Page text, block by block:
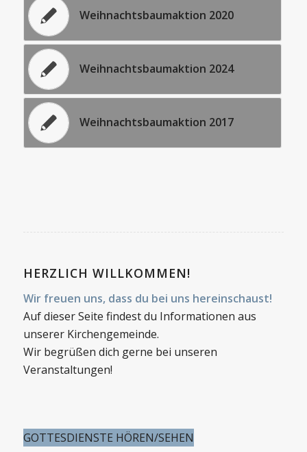
Weihnachtsbaumaktion 2020
Weihnachtsbaumaktion 2024
Weihnachtsbaumaktion 2017
HERZLICH WILLKOMMEN!
Wir freuen uns, dass du bei uns hereinschaust!
Auf dieser Seite findest du Informationen aus
unserer Kirchengemeinde.
Wir begrüßen dich gerne bei unseren
Veranstaltungen!
GOTTESDIENSTE HÖREN/SEHEN